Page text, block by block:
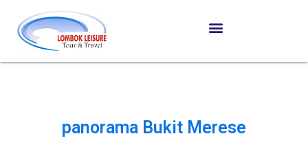
panorama Bukit Merese